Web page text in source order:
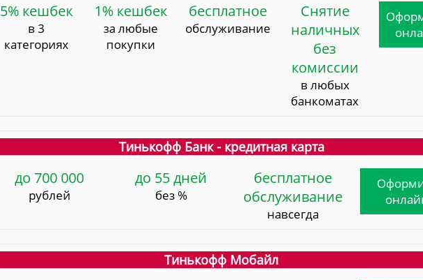
5% кешбек
в 3
категориях
1% кешбек
за любые
покупки
бесплатное
обслуживание
Снятие
наличных
без
комиссии
в любых
банкоматах
Тинькофф Банк - кредитная карта
до 700 000
рублей
до 55 дней
без %
бесплатное
обслуживание
навсегда
Тинькофф Мобайл